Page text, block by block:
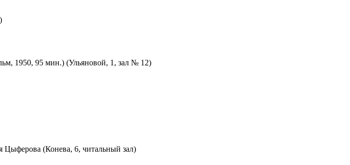
1950, 95 мин.) (Ульяновой, 1, зал № 12)
Цыферова (Конева, 6, читальный зал)